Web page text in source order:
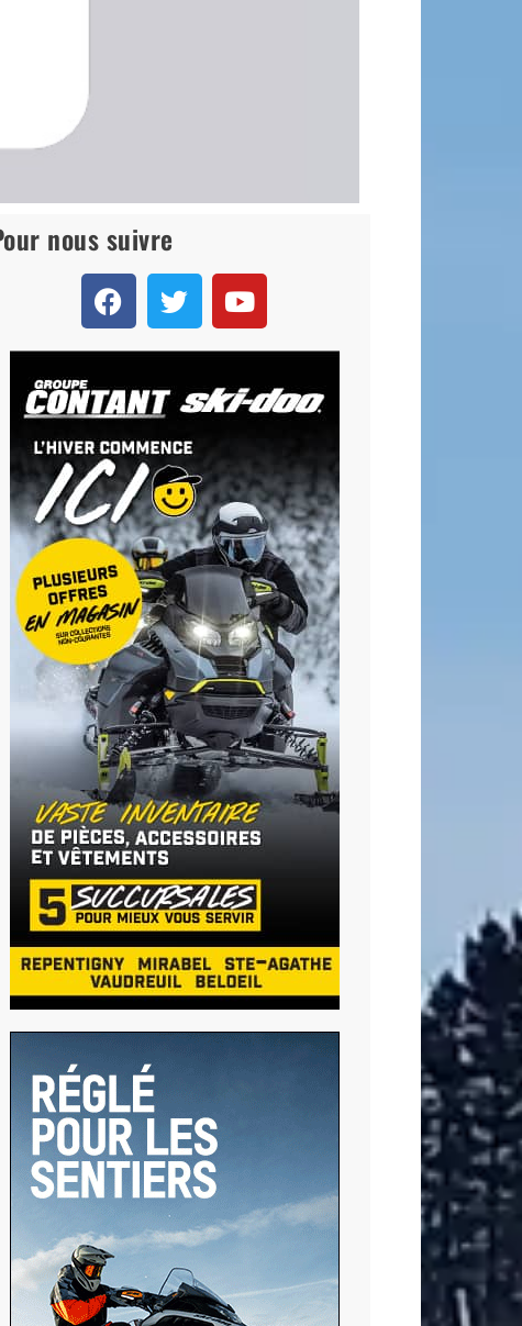
nous suivre